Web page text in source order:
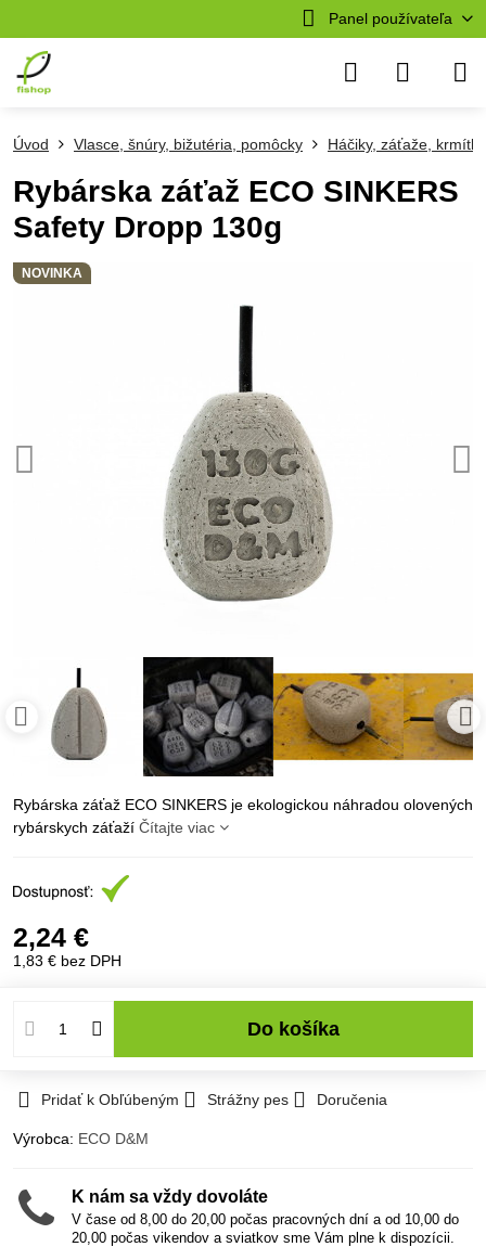
Panel používateľa
NOVINKA
Úvod Vlasce, šnúry, bižutéria, pomôcky Háčiky, záťaže, krmítka
Rybárska záťaž ECO SINKERS
Safety Dropp 130g
Rybárska záťaž ECO SINKERS je ekologickou náhradou olovených
rybárskych záťaží Čítajte viac
2,24 €
1,83 € bez DPH
Do košíka
Pridať k Obľúbeným Strážny pes Doručenia
Výrobca: ECO D&M
K nám sa vždy dovoláte
V čase od 8,00 do 20,00 počas pracovných dní a od 10,00 do
20,00 počas vikendov a sviatkov sme Vám plne k dispozícii.